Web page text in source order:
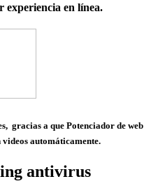
experiencia en línea.
gracias a que Potenciador de web
automáticamente.
antivirus